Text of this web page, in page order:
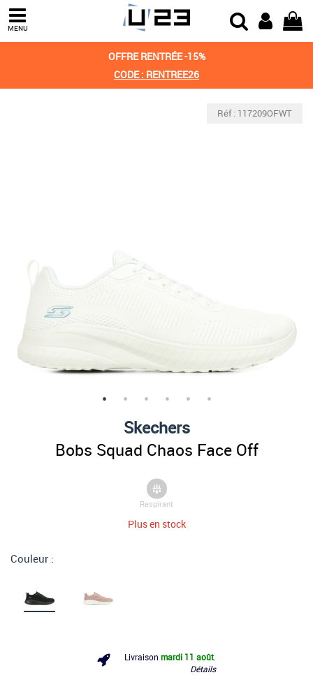
MENU
OFFRE RENTRÉE -15%
CODE : RENTREE26
Réf : 117209OFWT
Skechers
Bobs Squad Chaos Face Off
Respirant
Plus en stock
Couleur :
Livraison mardi 11 août
Détails